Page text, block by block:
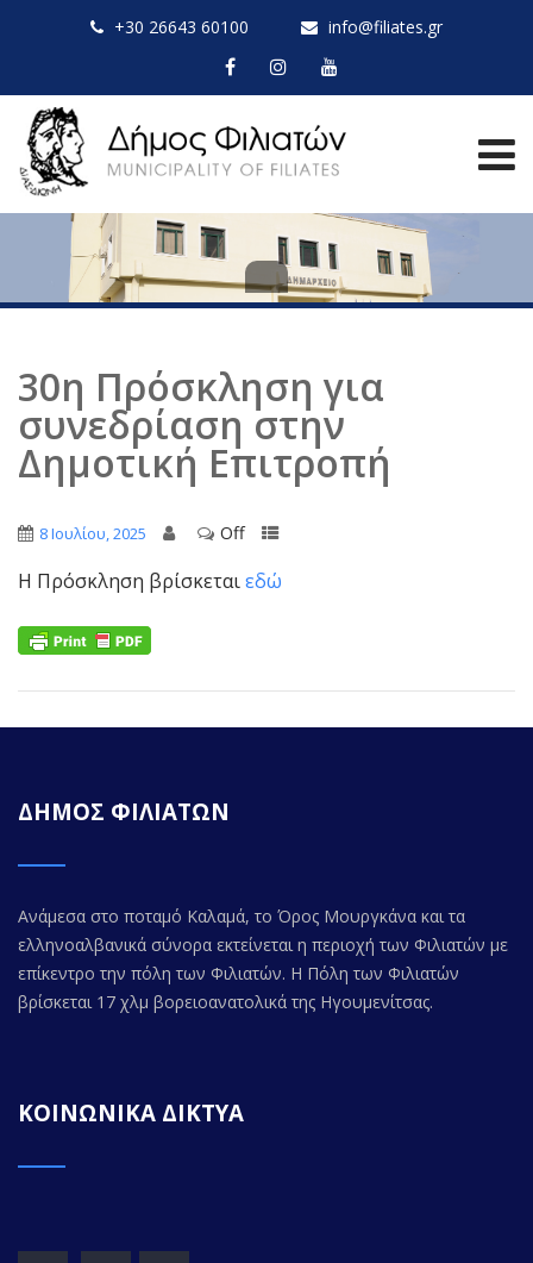
+30 26643 60100 info@filiates.gr
30η Πρόσκληση για
συνεδρίαση στην
Δημοτική Επιτροπή
8 Ιουλίου, 2025 Off
Η Πρόσκληση βρίσκεταιεδώ
ΔΗΜΟΣ ΦΙΛΙΑΤΩΝ
Ανάμεσα στο ποταμό Καλαμά, το Όρος Μουργκάνα και τα
ελληνοαλβανικά σύνορα εκτείνεται η περιοχή των Φιλιατών με
επίκεντρο την πόλη των Φιλιατών. Η Πόλη των Φιλιατών
βρίσκεται 17 χλμ βορειοανατολικά της Ηγουμενίτσας.
ΚΟΙΝΩΝΙΚΑ ΔΙΚΤΥΑ